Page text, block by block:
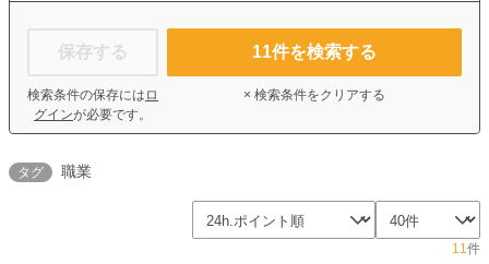
保存する
検索条件の保存には ロ
グインが必要です。
11件を検索する
× 検索条件をクリアする
タグ 職業
11件